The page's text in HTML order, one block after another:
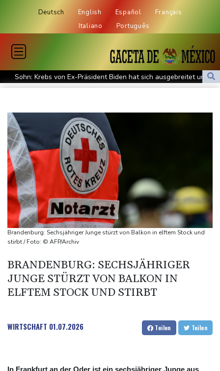
Deutsch English Español
Français
Italiano
Português
Sohn: Krebs von Ex-Präsident Biden hat sich ausgebreitet und
Metastasen gebildet
Hormus
Trauerflor und Schweigeminute: Inter Miami trauert mit Messi
WTA: Sabalenka scheitert überraschend in Toronto
Zwei Bombenanschläge in Kolumbien an erstem Tag im Amt des
neuen Präsidenten Espriella
Busemann: Kein EM-Titel für Neugebauer wäre "eine
Enttäuschung"
Becker: Wer mehr will als Klassenerhalt hat "Fehler im Kopf"
Sohn: Krebs von Ex-Präsident Joe Biden hat sich ausgebreitet
und Metastasen gebildet
Vorgaben des Bundes geknüpft
FIFA stärkt Infantino - und holt zum Rundumschlag aus
Brandenburg: Sechsjähriger Junge stürzt von Balkon in elftem Stock und
stirbt / Foto: © AFP/Archiv
BRANDENBURG: SECHSJÄHRIGER
JUNGE STÜRZT VON BALKON IN
ELFTEM STOCK UND STIRBT
WIRTSCHAFT 01.07.2026 Teilen Teilen
In Frankfurt an der Oder ist ein sechsjähriger Junge aus